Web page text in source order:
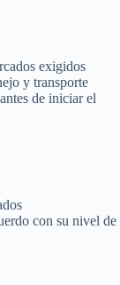
exigidos
y transporte
de iniciar el
con su nivel de